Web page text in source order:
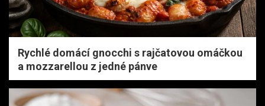
Rychlé domácí gnocchi s rajčatovou omáčkou
a mozzarellou z jedné pánve